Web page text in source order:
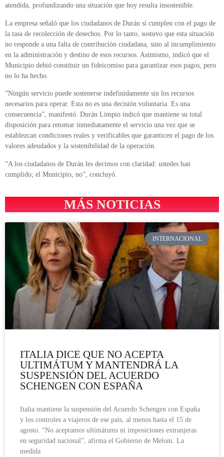
atendida, profundizando una situación que hoy resulta insostenible.
La empresa señaló que los ciudadanos de Durán sí cumplen con el pago de
la tasa de recolección de desechos. Por lo tanto, sostuvo que esta situación
no responde a una falta de contribución ciudadana, sino al incumplimiento
en la administración y destino de esos recursos. Asimismo, indicó que el
Municipio debió constituir un fideicomiso para garantizar esos pagos, pero
no lo ha hecho.
“Ningún servicio puede sostenerse indefinidamente sin los recursos
necesarios para operar. Esta no es una decisión voluntaria. Es una
consecuencia”, manifestó. Durán Limpio indicó que mantiene su total
disposición para retomar inmediatamente el servicio una vez que se
establezcan condiciones reales y verificables que garanticen el pago de los
valores adeudados y la sostenibilidad de la operación.
“A los ciudadanos de Durán les decimos con claridad: ustedes han
cumplido; el Municipio, no”, concluyó.
MÁS NOTICIAS
INTERNACIONAL
ITALIA DICE QUE NO ACEPTA
ULTIMÁTUM Y MANTENDRÁ LA
SUSPENSIÓN DEL ACUERDO
SCHENGEN CON ESPAÑA
Italia mantiene la suspensión del Acuerdo Schengen con España
y los controles a viajeros de ese país, al menos hasta el 15 de
agosto. “No aceptamos ultimátums ni imposiciones extranjeras
en seguridad nacional”, afirma el Gobierno de Meloni. La
medida